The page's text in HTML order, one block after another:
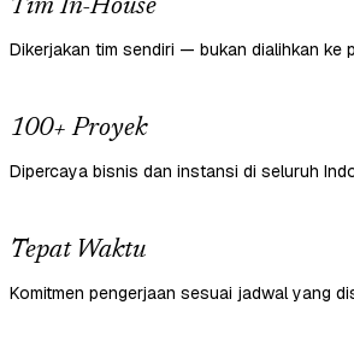
Tim In-House
Dikerjakan tim sendiri — bukan dialihkan ke
100+ Proyek
Dipercaya bisnis dan instansi di seluruh
Tepat Waktu
Komitmen pengerjaan sesuai jadwal yang